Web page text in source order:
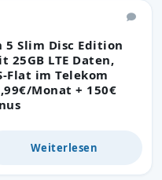
5 Slim Disc Edition
25GB LTE Daten,
Flat im Telekom
Monat + 150€
Weiterlesen